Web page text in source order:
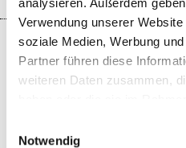
analysieren. Außerdem
Verwendung unserer
soziale Medien, Werbung
Partner führen diese
weiteren Daten zusammen,
Notwendig